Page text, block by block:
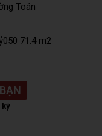
Toán
71.4 m2
ký